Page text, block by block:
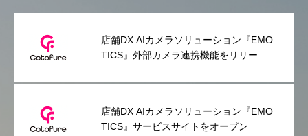
店舗DX AIカメラソリューション『EMO
TICS』外部カメラ連携機能をリリース
ままに、常設利用のニーズにも対応～
店舗DX AIカメラソリューション『EMO
TICS』サービスサイトをオープン